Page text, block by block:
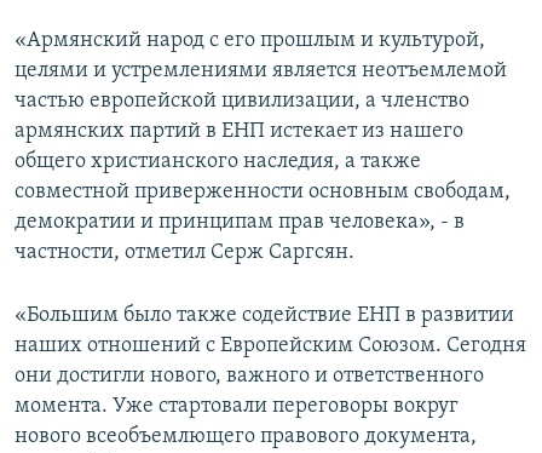
«Армянский народ с его прошлым и культурой,
целями и устремлениями является неотъемлемой
частью европейской цивилизации, а членство
армянских партий в ЕНП истекает из нашего
общего христианского наследия, а также
совместной приверженности основным свободам,
демократии и принципам прав человека», - в
частности, отметил Серж Саргсян.
«Большим было также содействие ЕНП в развитии
наших отношений с Европейским Союзом. Сегодня
они достигли нового, важного и ответственного
момента. Уже стартовали переговоры вокруг
нового всеобъемлющего правового документа,